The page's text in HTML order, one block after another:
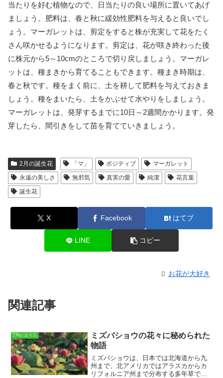
当たりを好む植物なので、日当たりの良い場所に置いてあげ
ましょう。肥料は、春と秋に緩効性肥料を与えると良いでし
ょう。マーガレットは、剪定をすると株が充実して花をたく
さん咲かせるようになります。剪定は、花が咲き終わった後
に株元から5～10cmのところで切り戻しましょう。マーガレ
ットは、種まきから育てることもできます。種まき時期は、
春と秋です。種をまく前に、土を耕して肥料を与えておきま
しょう。種をまいたら、土をかぶせて水やりをしましょう。
マーガレットは、発芽するまでに10日～2週間かかります。発
芽したら、間引きをして苗を育てていきましょう。
2月の誕生花 「マ」 ポジティブ
マーガレット
永遠の美しさ
無邪気 真実の愛 純潔
花言葉
誕生花
X Facebook はてブ
LINE コピー
お花が大好き
関連記事
2月の誕生花
ミズバショウの花々に秘められた
物語
ミズバショウは、日本では北海道から九
州まで、北アメリカではアラスカからカ
リフォルニア州まで分布する多年草で